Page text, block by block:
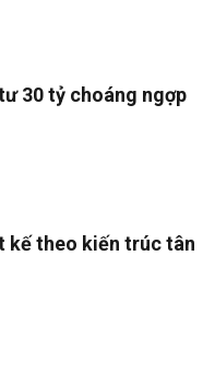
30 tỷ choáng ngợp
kế theo kiến trúc tân